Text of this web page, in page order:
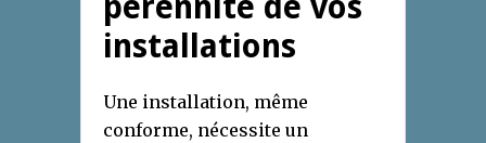
installations
Une installation, même
conforme, nécessite un